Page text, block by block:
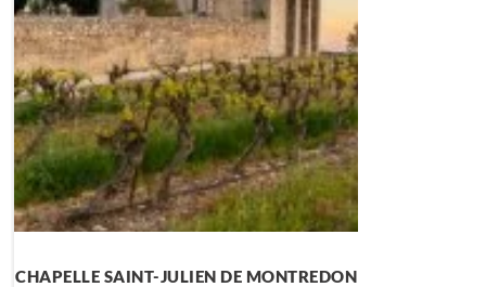
CHAPELLE SAINT-JULIEN DE MONTREDON